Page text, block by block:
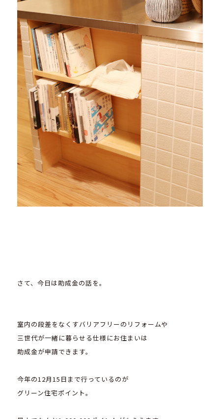
さて、今日は助成金の話を。
室内の段差をなくすバリアフリーのリフォームや
三世代が一緒に暮らせる仕様にお住まいは
助成金が申請できます。
今年の12月15日まで行っているのが
グリーン住宅ポイント。